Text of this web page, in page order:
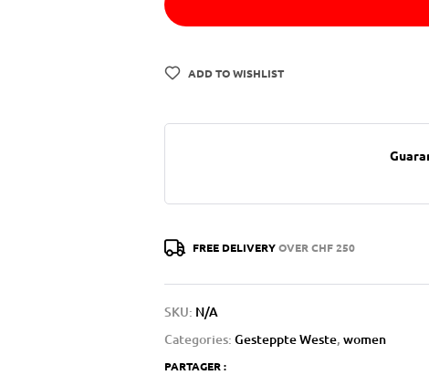
ADD TO WISHLIST
FREE DELIVERYOVER CHF 250
SKU: N/A
Categories:Gesteppte Weste,women
PARTAGER :